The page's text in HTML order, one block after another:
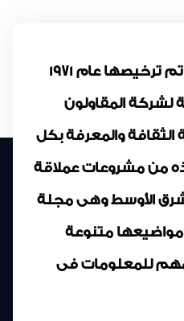
مجلة المقاولون العرب تم ترخيصها عام 1971
لشركة المقاولون
الثقافة والمعرفة بكل
من مشروعات عملاقة
الأوسط وهى مجلة
متنوعة
للمعلومات فى